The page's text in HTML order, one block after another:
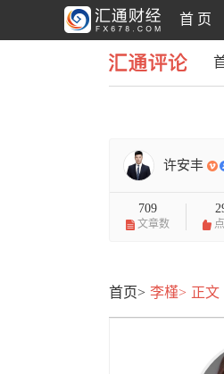
首 页
许安丰
709
文章数
首页> 李槿> 正文